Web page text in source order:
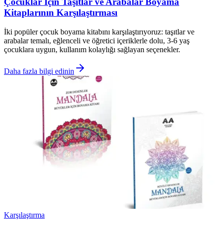
Kitaplarının Karşılaştırması
İki popüler çocuk boyama kitabını karşılaştırıyoruz: taşıtlar ve
arabalar temalı, eğlenceli ve öğretici içeriklerle dolu, 3-6 yaş
çocuklara uygun, kullanım kolaylığı sağlayan seçenekler.
Daha fazla bilgi edinin
Karşılaştırma